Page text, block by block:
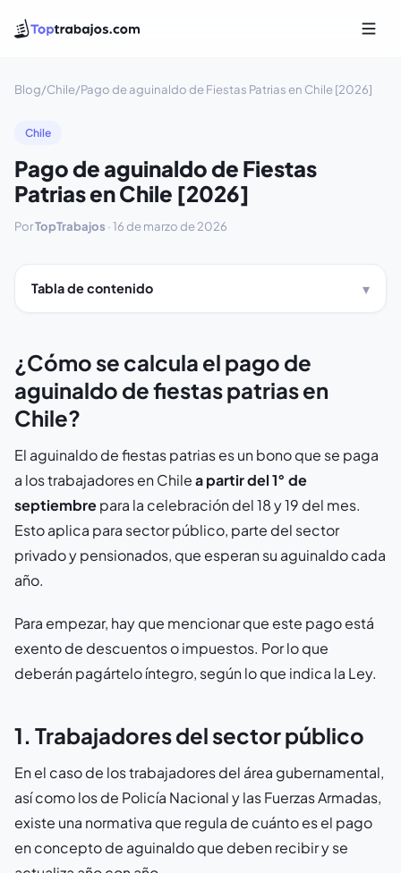
Blog/Chile/Pago de aguinaldo de Fiestas Patrias en Chile [2026]
Chile
Pago de aguinaldo de Fiestas
Patrias en Chile [2026]
PorTopTrabajos ·16 de marzo de 2026
Tabla de contenido
¿Cómo se calcula el pago de
aguinaldo de fiestas patrias en
Chile?
El aguinaldo de fiestas patrias es un bono que se paga
a los trabajadores en Chilea partir del 1° de
septiembrepara la celebración del 18 y 19 del mes.
Esto aplica para sector público, parte del sector
privado y pensionados, que esperan su aguinaldo cada
año.
Para empezar, hay que mencionar que este pago está
exento de descuentos o impuestos. Por lo que
deberán pagártelo íntegro, según lo que indica la Ley.
1. Trabajadores del sector público
En el caso de los trabajadores del área gubernamental,
así como los de Policía Nacional y las Fuerzas Armadas,
existe una normativa que regula de cuánto es el pago
en concepto de aguinaldo que deben recibir y se